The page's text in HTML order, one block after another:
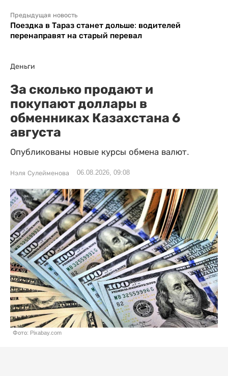
Предыдущая новость
Поездка в Тараз станет дольше: водителей
перенаправят на старый перевал
Деньги
За сколько продают и
покупают доллары в
обменниках Казахстана 6
августа
Опубликованы новые курсы обмена валют.
Нэля Сулейменова 06.08.2026, 09:08
Фото: Pixabay.com